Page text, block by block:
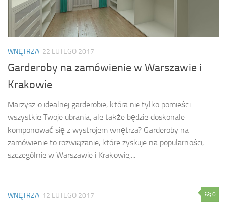
WNĘTRZA 22 LUTEGO 2017
Garderoby na zamówienie w Warszawie i
Krakowie
Marzysz o idealnej garderobie, która nie tylko pomieści
wszystkie Twoje ubrania, ale także będzie doskonale
komponować się z wystrojem wnętrza? Garderoby na
zamówienie to rozwiązanie, które zyskuje na popularności,
szczególnie w Warszawie i Krakowie,...
0
WNĘTRZA 12 LUTEGO 2017